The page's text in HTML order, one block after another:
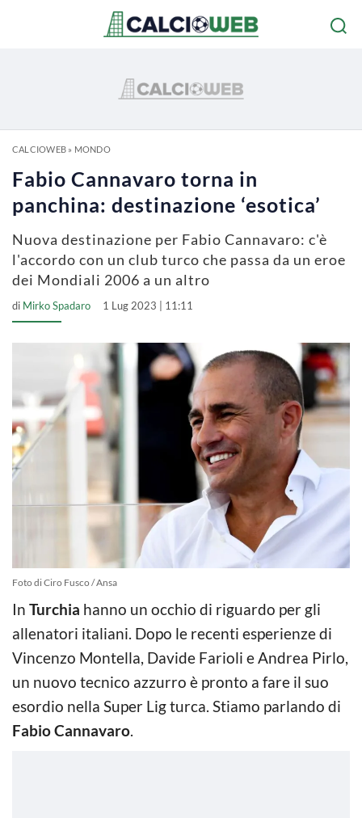
CALCIOWEB» MONDO
Fabio Cannavaro torna in
panchina: destinazione ‘esotica’
Nuova destinazione per Fabio Cannavaro: c'è
l'accordo con un club turco che passa da un eroe
dei Mondiali 2006 a un altro
di Mirko Spadaro 1 Lug 2023 | 11:11
Foto di Ciro Fusco / Ansa
In Turchia hanno un occhio di riguardo per gli
allenatori italiani. Dopo le recenti esperienze di
Vincenzo Montella, Davide Farioli e Andrea Pirlo,
un nuovo tecnico azzurro è pronto a fare il suo
esordio nella Super Lig turca. Stiamo parlando di
Fabio Cannavaro.